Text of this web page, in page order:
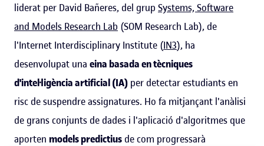
liderat per David Bañeres, del grup Systems, Software
and Models Research Lab (SOM Research Lab), de
l'Internet Interdisciplinary Institute (IN3), ha
desenvolupat una eina basada en tècniques
d'intel·ligència artificial (IA) per detectar estudiants en
risc de suspendre assignatures. Ho fa mitjançant l'anàlisi
de grans conjunts de dades i l'aplicació d'algoritmes que
aporten models predictius de com progressarà